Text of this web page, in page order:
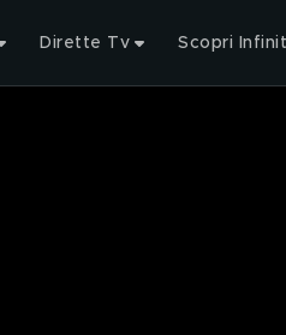
Dirette Tv Scopri